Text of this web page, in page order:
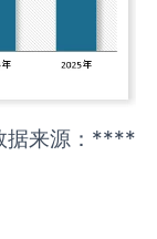
据来源：****